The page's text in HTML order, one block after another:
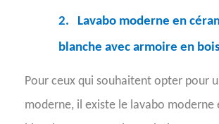
2.
Lavabo moderne en
blanche avec armoire en bois
Pour ceux qui souhaitent opter pour
moderne, il existe le lavabo moderne